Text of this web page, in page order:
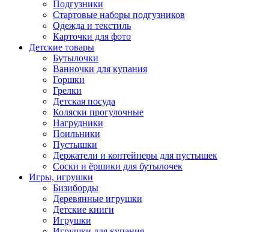
Подгузники
Стартовые наборы подгузников
Одежда и текстиль
Карточки для фото
Детские товары
Бутылочки
Ванночки для купания
Горшки
Грелки
Детская посуда
Коляски прогулочные
Нагрудники
Поильники
Пустышки
Держатели и контейнеры для пустышек
Соски и ёршики для бутылочек
Игры, игрушки
Бизиборды
Деревянные игрушки
Детские книги
Игрушки